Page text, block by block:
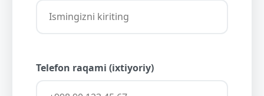
Telefon raqami (ixtiyoriy)